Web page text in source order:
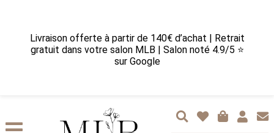
Livraison offerte à partir de 140€ d’achat | Retrait
gratuit dans votre salon MLB | Salon noté 4.9/5 ⭐
sur Google